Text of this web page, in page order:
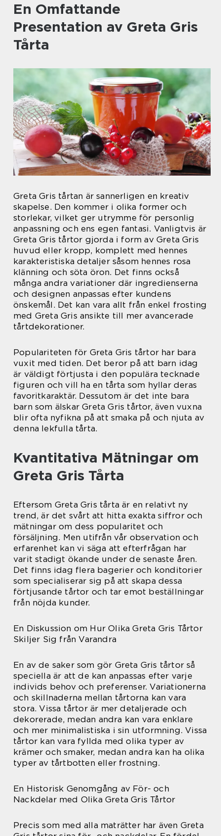
En Omfattande
Presentation av Greta Gris
Tårta
Greta Gris tårtan är sannerligen en kreativ
skapelse. Den kommer i olika former och
storlekar, vilket ger utrymme för personlig
anpassning och ens egen fantasi. Vanligtvis är
Greta Gris tårtor gjorda i form av Greta Gris
huvud eller kropp, komplett med hennes
karakteristiska detaljer såsom hennes rosa
klänning och söta öron. Det finns också
många andra variationer där ingredienserna
och designen anpassas efter kundens
önskemål. Det kan vara allt från enkel frosting
med Greta Gris ansikte till mer avancerade
tårtdekorationer.
Populariteten för Greta Gris tårtor har bara
vuxit med tiden. Det beror på att barn idag
är väldigt förtjusta i den populära tecknade
figuren och vill ha en tårta som hyllar deras
favoritkaraktär. Dessutom är det inte bara
barn som älskar Greta Gris tårtor, även vuxna
blir ofta nyfikna på att smaka på och njuta av
denna lekfulla tårta.
Kvantitativa Mätningar om
Greta Gris Tårta
Eftersom Greta Gris tårta är en relativt ny
trend, är det svårt att hitta exakta siffror och
mätningar om dess popularitet och
försäljning. Men utifrån vår observation och
erfarenhet kan vi säga att efterfrågan har
varit stadigt ökande under de senaste åren.
Det finns idag flera bagerier och konditorier
som specialiserar sig på att skapa dessa
förtjusande tårtor och tar emot beställningar
från nöjda kunder.
En Diskussion om Hur Olika Greta Gris Tårtor
Skiljer Sig från Varandra
En av de saker som gör Greta Gris tårtor så
speciella är att de kan anpassas efter varje
individs behov och preferenser. Variationerna
och skillnaderna mellan tårtorna kan vara
stora. Vissa tårtor är mer detaljerade och
dekorerade, medan andra kan vara enklare
och mer minimalistiska i sin utformning. Vissa
tårtor kan vara fyllda med olika typer av
krämer och smaker, medan andra kan ha olika
typer av tårtbotten eller frostning.
En Historisk Genomgång av För- och
Nackdelar med Olika Greta Gris Tårtor
Precis som med alla maträtter har även Greta